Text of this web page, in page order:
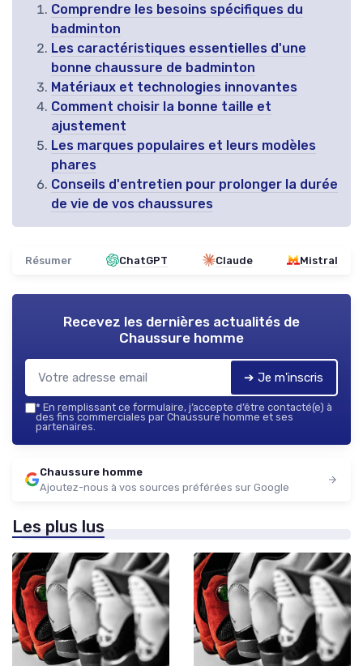
Comprendre les besoins spécifiques du
badminton
Les caractéristiques essentielles d'une
bonne chaussure de badminton
Matériaux et technologies innovantes
Comment choisir la bonne taille et
ajustement
Les marques populaires et leurs modèles
phares
Conseils d'entretien pour prolonger la durée
de vie de vos chaussures
Résumer ChatGPT Claude Mistral
Recevez les dernières actualités de
Chaussure homme
➔ Je m'inscris
* En remplissant ce formulaire, j’accepte d’être contacté(e) à
des fins commerciales par Chaussure homme et ses
partenaires.
Chaussure homme
Ajoutez-nous à vos sources préférées sur Google
Les plus lus